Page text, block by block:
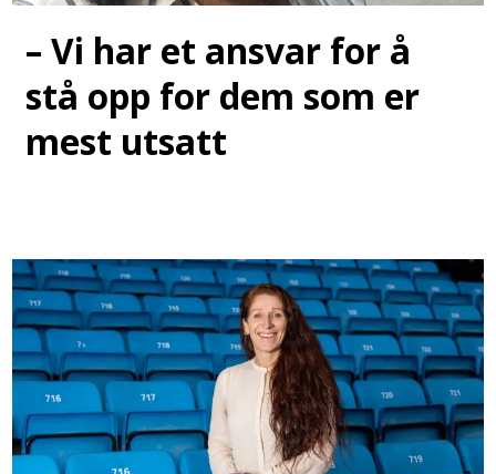
– Vi har et ansvar for å
stå opp for dem som er
mest utsatt